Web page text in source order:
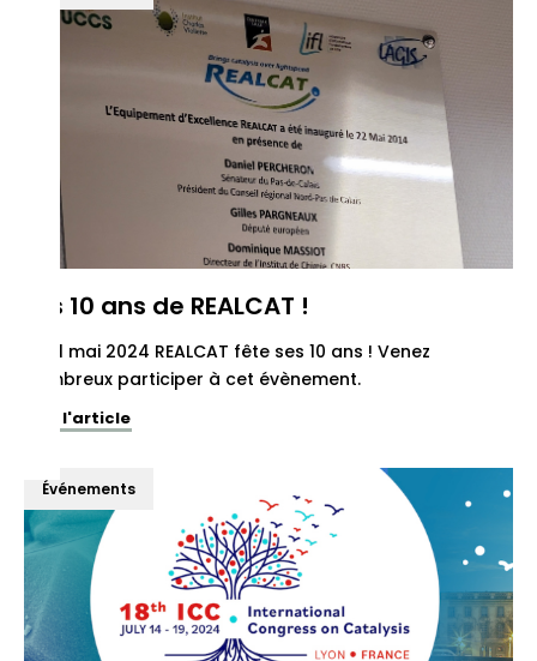
Les 10 ans de REALCAT !
Le 31 mai 2024 REALCAT fête ses 10 ans ! Venez
nombreux participer à cet évènement.
Voir l'article
Événements